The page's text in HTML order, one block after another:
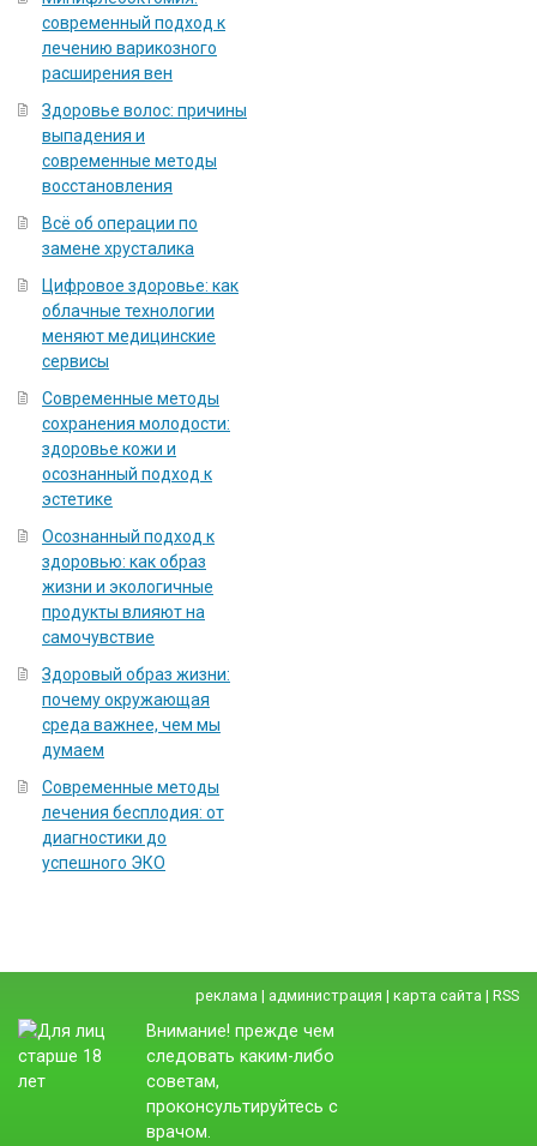
современный подход к
лечению варикозного
расширения вен
Здоровье волос: причины
выпадения и
современные методы
восстановления
Всё об операции по
замене хрусталика
Цифровое здоровье: как
облачные технологии
меняют медицинские
сервисы
Современные методы
сохранения молодости:
здоровье кожи и
осознанный подход к
эстетике
Осознанный подход к
здоровью: как образ
жизни и экологичные
продукты влияют на
самочувствие
Здоровый образ жизни:
почему окружающая
среда важнее, чем мы
думаем
Современные методы
лечения бесплодия: от
диагностики до
успешного ЭКО
реклама | администрация | карта сайта | RSS
Внимание! прежде чем
следовать каким-либо
советам,
проконсультируйтесь с
врачом.